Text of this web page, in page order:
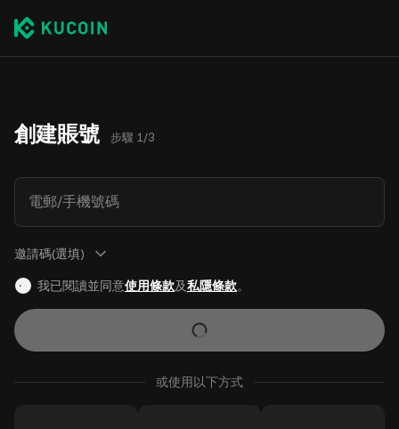
創建賬號 步驟 1/3
電郵/手機號碼
邀請碼(選填)
我已閱讀並同意使用條款及私隱條款。
或使用以下方式